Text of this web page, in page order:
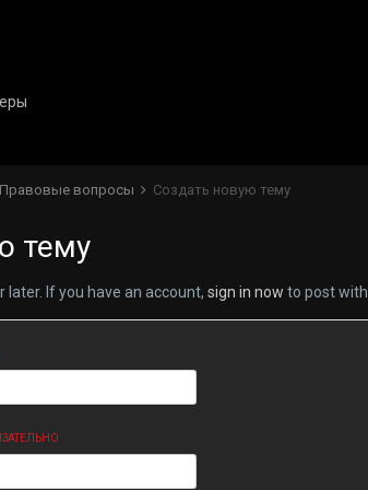
Правовые вопросы Создать новую тему
тему
If you have an account, sign in now to post